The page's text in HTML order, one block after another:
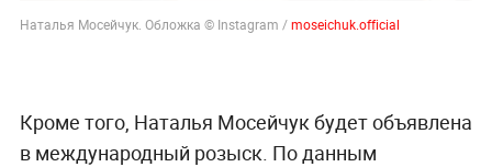
Наталья Мосейчук. Обложка © Instagram /moseichuk.official
Кроме того, Наталья Мосейчук будет объявлена
в международный розыск. По данным